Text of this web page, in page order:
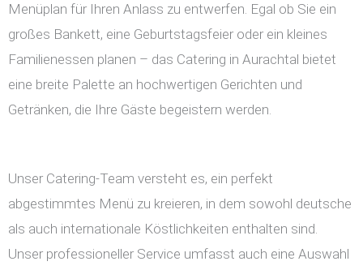
Menüplan für Ihren Anlass zu entwerfen. Egal ob Sie ein
großes Bankett, eine Geburtstagsfeier oder ein kleines
Familienessen planen – das Catering in Aurachtal bietet
eine breite Palette an hochwertigen Gerichten und
Getränken, die Ihre Gäste begeistern werden.
Unser Catering-Team versteht es, ein perfekt
abgestimmtes Menü zu kreieren, in dem sowohl deutsche
als auch internationale Köstlichkeiten enthalten sind.
Unser professioneller Service umfasst auch eine Auswahl